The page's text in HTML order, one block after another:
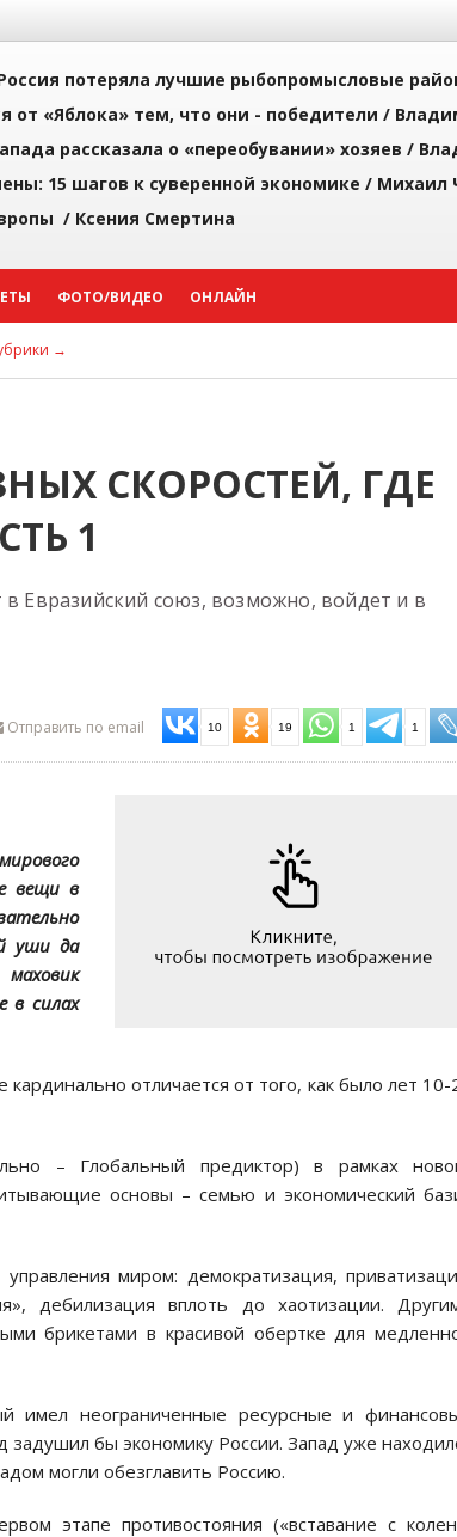
потеряла лучшие рыбопромысловые
от «Яблока» тем, что они - победители /
рассказала о «переобувании» хозяев /
15 шагов к суверенной экономике / Михаил
/ Ксения Смертина
ФОТО/ВИДЕО ОНЛАЙН
→
СКОРОСТЕЙ, ГДЕ
1
в Евразийский союз, возможно, войдет и в
Отправить по email 10 19 1 1
вещи в
уши да
в силах
отличается от того, как было лет 10-
– Глобальный предиктор) в рамках
основы – семью и экономический
миром: демократизация,
дебилизация вплоть до хаотизации.
брикетами в красивой обертке для
имел неограниченные ресурсные и
бы экономику России. Запад уже
могли обезглавить Россию.
этапе противостояния («вставание с